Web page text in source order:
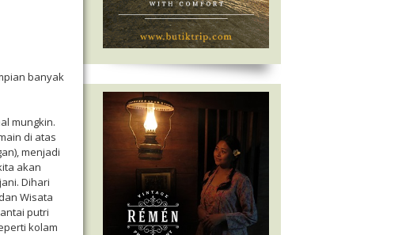
banyak
mungkin.
di atas
menjadi
akan
Dihari
Wisata
putri
kolam